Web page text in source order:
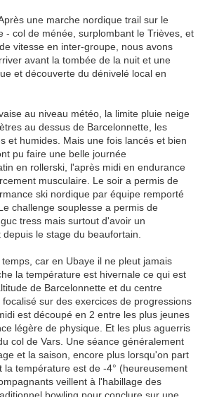
une marche nordique trail sur le
- col de ménée, surplombant le Trièves, et
vitesse en inter-groupe, nous avons
avant la tombée de la nuit et une
et découverte du dénivelé local en
au niveau météo, la limite pluie neige
au dessus de Barcelonnette, les
et humides. Mais une fois lancés et bien
pu faire une belle journée
en rollerski, l'après midi en endurance
musculaire. Le soir a permis de
ski nordique par équipe remporté
challenge souplesse a permis de
tress mais surtout d'avoir un
le stage du beaufortain.
car en Ubaye il ne pleut jamais
la température est hivernale ce qui est
de Barcelonnette et du centre
sur des exercices de progressions
est découpé en 2 entre les plus jeunes
légère de physique. Et les plus aguerris
col de Vars. Une séance généralement
et la saison, encore plus lorsqu'on part
la température est de -4° (heureusement
veillent à l'habillage des